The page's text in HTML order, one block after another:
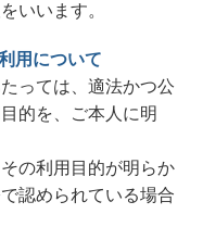
いいます。
用について
っては、適法かつ公
的を、ご本人に明
の利用目的が明らか
認められている場合